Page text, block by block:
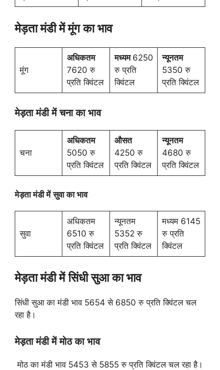
मेड़ता मंडी में मूंग का भाव
मूंग
अधिकतम
7620 रु
प्रति क्विंटल
मध्यम 6250
रु प्रति
क्विंटल
न्यूनतम
5350 रु
प्रति क्विंटल
मेड़ता मंडी में चना का भाव
चना
अधिकतम
5050 रु
प्रति क्विंटल
औसत
4250 रु
प्रति क्विंटल
न्यूनतम
4680 रु
प्रति क्विंटल
मेड़ता मंडी में सुवा का भाव
सुवा
अधिकतम
6510 रु
प्रति क्विंटल
न्यूनतम
5352 रु
प्रति क्विंटल
मध्यम 6145
रु प्रति
क्विंटल
मेड़ता मंडी में सिंधी सुआ का भाव
सिंधी सुआ का मंडी भाव 5654 से 6850 रु प्रति क्विंटल चल
रहा है।
मेड़ता मंडी में मोठ का भाव
मोठ का मंडी भाव 5453 से 5855 रु प्रति क्विंटल चल रहा है।